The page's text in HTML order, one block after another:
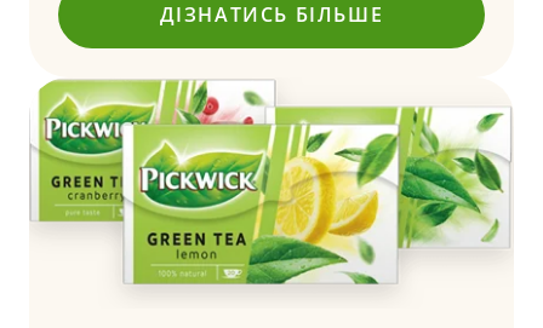
ДІЗНАТИСЬ БІЛЬШЕ
()